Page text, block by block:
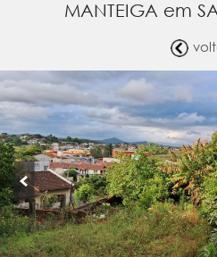
MANTEIGA em